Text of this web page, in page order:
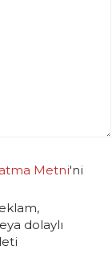
Metni'ni
dolaylı